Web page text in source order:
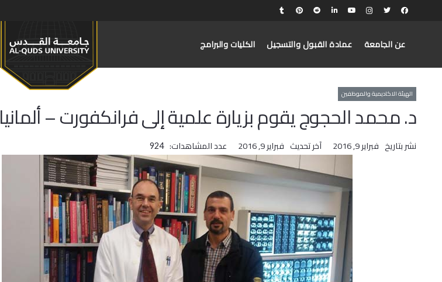
عن الجامعة عمادة القبول والتسجيل الكليات والبرامج
الهيئة الاكاديمية والموظفين
د. محمد الحجوج يقوم بزيارة علمية إلى فرانكفورت – ألمانيا
نشر بتاريخ فبراير 9, 2016 آخر تحديث فبراير 9, 2016 عدد المشاهدات: 924